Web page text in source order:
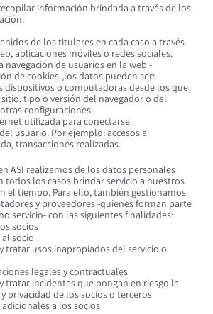
información brindada a través de los
de los titulares en cada caso a través
aplicaciones móviles o redes sociales.
de usuarios en la web -
de cookies-,los datos pueden ser:
dispositivos o computadoras desde los que
tipo o versión del navegador o del
configuraciones.
utilizada para conectarse.
usuario. Por ejemplo: accesos a
transacciones realizadas.
ASI realizamos de los datos personales
todos los casos brindar servicio a nuestros
el tiempo. Para ello, también gestionamos
y proveedores -quienes forman parte
servicio- con las siguientes finalidades:
socios
socio
tratar usos inapropiados del servicio o
legales y contractuales
tratar incidentes que pongan en riesgo la
privacidad de los socios o terceros
a los socios